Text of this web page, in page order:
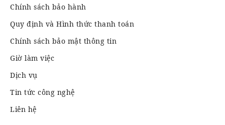
Chính sách bảo hành
Quy định và Hình thức thanh toán
Chính sách bảo mật thông tin
Giờ làm việc
Dịch vụ
Tin tức công nghệ
Liên hệ